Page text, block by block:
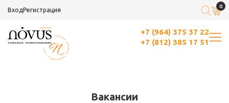
ВходРегистрация
0
+7 (964) 375 37 22
+7 (812) 385 17 51
Вакансии